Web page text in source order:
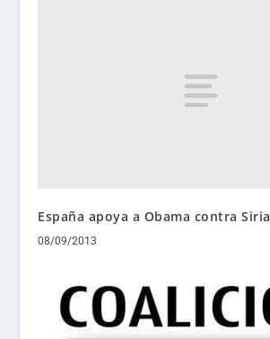
España apoya a Obama contra Siria
08/09/2013